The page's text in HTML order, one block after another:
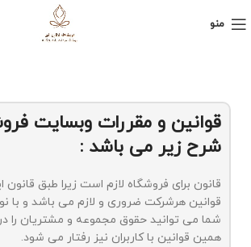
منو
قوانین و مقررات وبسایت
شرح زیر می باشد :
قانون برای فروشگاه لازم است زیرا طبق قانون
قوانین هرشرکت ضروری و لازم می باشد و با
شما می توانید حقوق مجموعه و مشتریان را
همین قوانین با کاربران نیز رفتار می شود.